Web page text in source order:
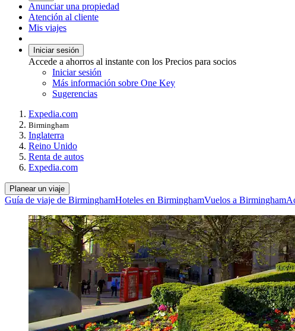
Anunciar una propiedad
Atención al cliente
Mis viajes
Iniciar sesión
Accede a ahorros al instante con los Precios para socios
Iniciar sesión
Más información sobre One Key
Sugerencias
Expedia.com
Birmingham
Inglaterra
Reino Unido
Renta de autos
Expedia.com
Planear un viaje
Guía de viaje de BirminghamHoteles en BirminghamVuelos a Birmingham